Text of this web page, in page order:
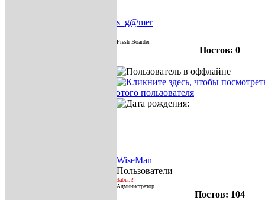
s_g@mer
Fresh Boarder
Постов: 0
WiseMan
Пользователи
Забыл!
Администратор
Постов: 104